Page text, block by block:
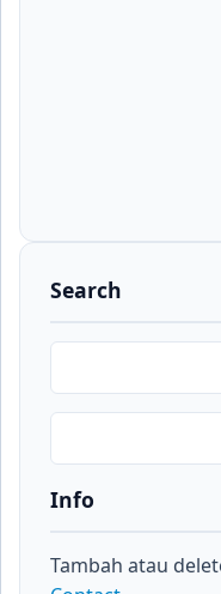
Search
Info
Tambah atau